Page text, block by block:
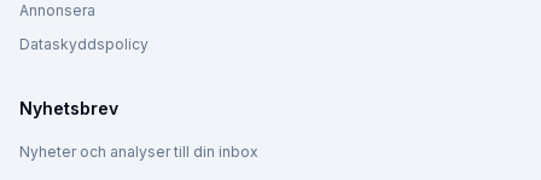
Annonsera
Dataskyddspolicy
Nyhetsbrev
Nyheter och analyser till din inbox